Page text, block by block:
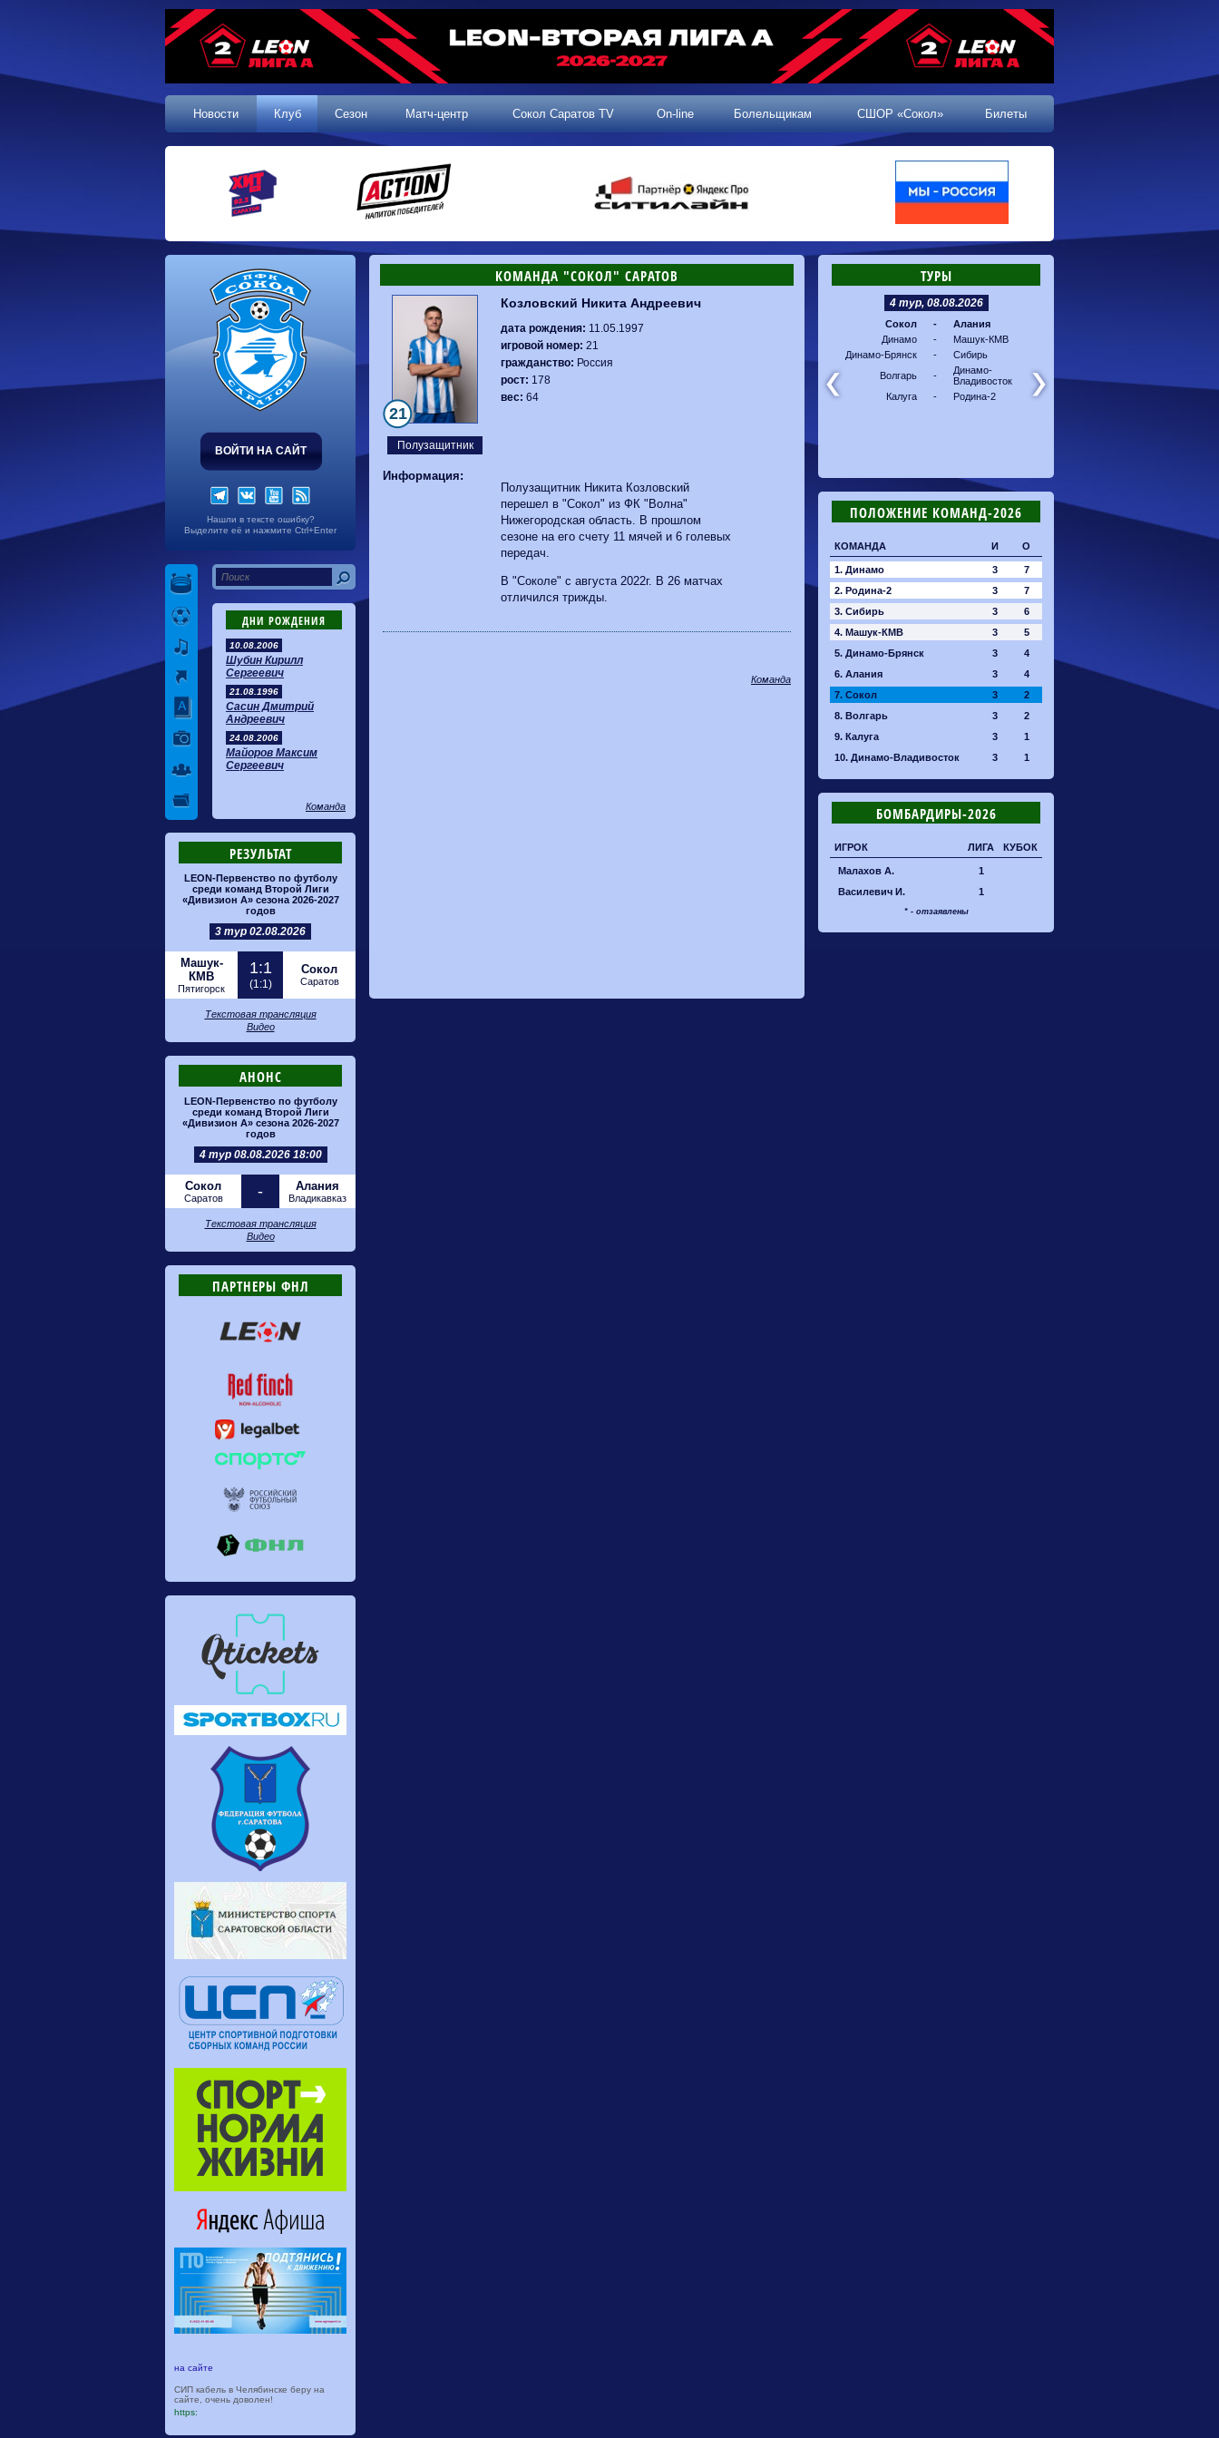
Новости Клуб Сезон Матч-центр Сокол Саратов TV On-line Болельщикам СШОР «Сокол» Билеты
ВОЙТИ НА САЙТ
Нашли в тексте ошибку?
Выделите её и нажмите Ctrl+Enter
ДНИ РОЖДЕНИЯ
10.08.2006
Шубин Кирилл
Сергеевич
21.08.1996
Сасин Дмитрий
Андреевич
24.08.2006
Майоров Максим
Сергеевич
Команда
РЕЗУЛЬТАТ
LEON-Первенство по футболу
среди команд Второй Лиги
«Дивизион А» сезона 2026-2027
годов
3 тур 02.08.2026
Машук-
КМВ
Пятигорск
1:1
(1:1)
Сокол
Саратов
Текстовая трансляция
Видео
АНОНС
LEON-Первенство по футболу
среди команд Второй Лиги
«Дивизион А» сезона 2026-2027
годов
4 тур 08.08.2026 18:00
Сокол
Саратов - Алания
Владикавказ
Текстовая трансляция
Видео
ПАРТНЕРЫ ФНЛ
на сайте
СИП кабель в Челябинске беру на
сайте, очень доволен!
https:
КОМАНДА "СОКОЛ" САРАТОВ
Полузащитник
21
Козловский Никита Андреевич
дата рождения: 11.05.1997
игровой номер: 21
гражданство: Россия
рост: 178
вес: 64
Информация:
Полузащитник Никита Козловский
перешел в "Сокол" из ФК "Волна"
Нижегородская область. В прошлом
сезоне на его счету 11 мячей и 6 голевых
передач.
В "Соколе" с августа 2022г. В 26 матчах
отличился трижды.
Команда
ТУРЫ
1 тур, 19.07.2026
1-1
Калуга
Динамо
0-0
Волгарь
0-0
Динамо-Брянск
2-1
Алания
1-2 Сибирь
2 тур, 25.07.2026
Родина-2
Динамо-
Владивосток
2 тур, 26.07.2026
Сокол 0-1
Динамо
Динамо-Брянск
Волгарь
1-2
Калуга
0-1
3 тур, 02.08.2026 4 тур, 08.08.2026
Сокол -
Алания
Динамо
-
Машук-КМВ
Динамо-Брянск
-
Сибирь
Волгарь
-
Динамо-
Владивосток
Калуга
- Родина-2
Сибирь
ПОЛОЖЕНИЕ КОМАНД-2026
КОМАНДА И О
1. Динамо 3
7
2. Родина-2
3
7
3. Сибирь
3
6
4. Машук-КМВ
3
5
5. Динамо-Брянск
3
4
6. Алания
3
4
7. Сокол
3
2
8. Волгарь
3
2
9. Калуга
3
1
10. Динамо-Владивосток
3 1
БОМБАРДИРЫ-2026
ИГРОК ЛИГА КУБОК
Малахов А.
1
Василевич И.
1
* - отзаявлены